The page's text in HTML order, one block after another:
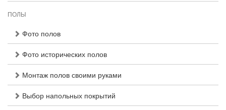
ПОЛЫ
Фото полов
Фото исторических полов
Монтаж полов своими руками
Выбор напольных покрытий